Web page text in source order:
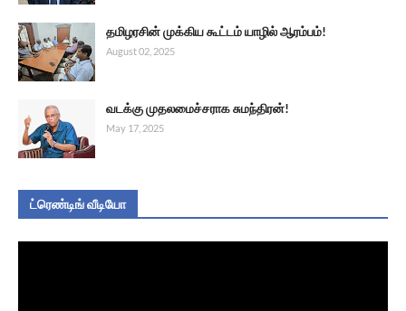
தமிழரசின் முக்கிய கூட்டம் யாழில் ஆரம்பம்!
August 02, 2025
வடக்கு முதலமைச்சராக சுமந்திரன்!
May 17, 2025
ட்ரெண்டிங் வீடியோ